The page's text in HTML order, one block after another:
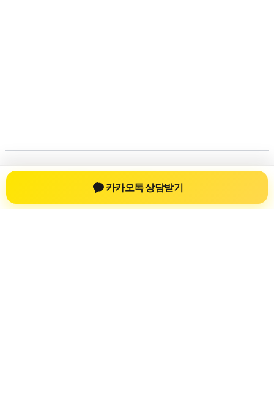
스 테마
카카오톡 상담받기